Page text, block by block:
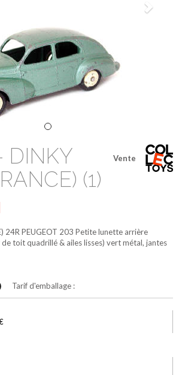
Vente
DINKY
(1)
24R PEUGEOT 203 Petite lunette arrière
toit quadrillé & ailes lisses) vert métal, jantes
Tarif d'emballage :